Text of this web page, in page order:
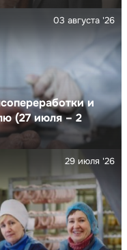
и
(27 июля – 2
03 августа '26
29 июля '26